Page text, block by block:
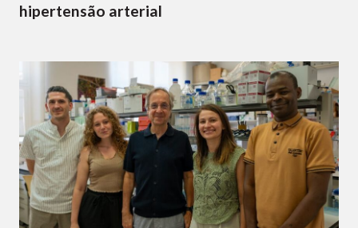
hipertensão arterial